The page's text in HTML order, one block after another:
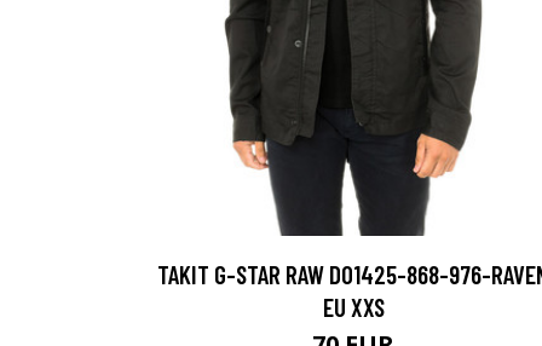
TAKIT G-STAR RAW D01425-868-976-
EU XXS